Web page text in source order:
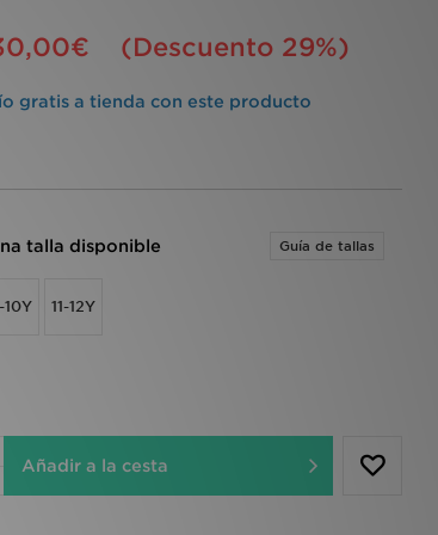
(Descuento 29%)
gratis a tienda con este producto
talla disponible Guía de tallas
10Y 11-12Y
Añadir a la cesta